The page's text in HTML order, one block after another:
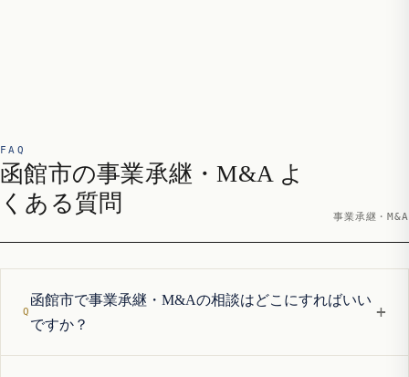
FAQ
函館市の事業承継・M&A よ
くある質問
事業承継・M&A
函館市で事業承継・M&Aの相談はどこにすればいい
ですか？
+